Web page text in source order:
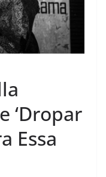
‘Dropar
Essa